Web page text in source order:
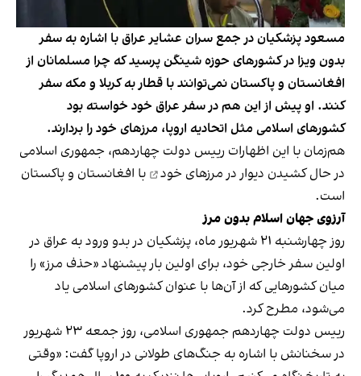
مسعود پزشکیان در جمع سران عشایر عراق با اشاره به سفر
بدون ویزا در کشورهای حوزه شینگن پرسید که چرا مسلمانان از
افغانستان و پاکستان نمی‌توانند با قطار به کربلا و مکه سفر
کنند. او پیش از این هم در سفر عراق خود خواسته بود
کشورهای اسلامی مثل اتحادیه اروپا، مرزهای خود را بردارند.
هم‌زمان با این اظهارات رییس دولت چهاردهم، جمهوری اسلامی
در حالکشیدن دیوار در مرزهای خود
با افغانستان و پاکستان
است.
آرزوی جهان اسلام بدون مرز
روز چهارشنبه ۲۱ شهریور ماه، پزشکیان در بدو ورود به عراق در
اولین سفر خارجی خود، برای اولین بار پیشنهاد «حذف مرز» را
میان کشورهایی که از آن‌ها با عنوان کشورهای اسلامی یاد
می‌شود، مطرح کرد.
رییس دولت چهاردهم جمهوری اسلامی، روز جمعه ۲۳ شهریور
در سخنانش با اشاره به جنگ‌های طولانی در اروپا گفت: «وقتی